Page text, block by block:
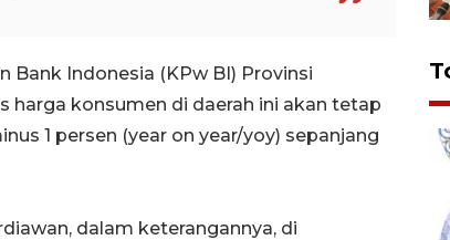
Bank Indonesia (KPw BI) Provinsi
harga konsumen di daerah ini akan tetap
1 persen (year on year/yoy) sepanjang
dalam keterangannya, di